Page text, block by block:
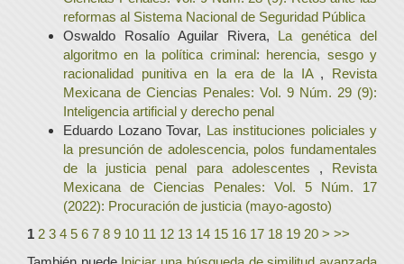
reformas al Sistema Nacional de Seguridad Pública
Oswaldo Rosalío Aguilar Rivera, La genética del
algoritmo en la política criminal: herencia, sesgo y
racionalidad punitiva en la era de la IA , Revista
Mexicana de Ciencias Penales: Vol. 9 Núm. 29 (9):
Inteligencia artificial y derecho penal
Eduardo Lozano Tovar, Las instituciones policiales y
la presunción de adolescencia, polos fundamentales
de la justicia penal para adolescentes , Revista
Mexicana de Ciencias Penales: Vol. 5 Núm. 17
(2022): Procuración de justicia (mayo-agosto)
1 2 3 4 5 6 7 8 9 10 11 12 13 14 15 16 17 18 19 20 > >>